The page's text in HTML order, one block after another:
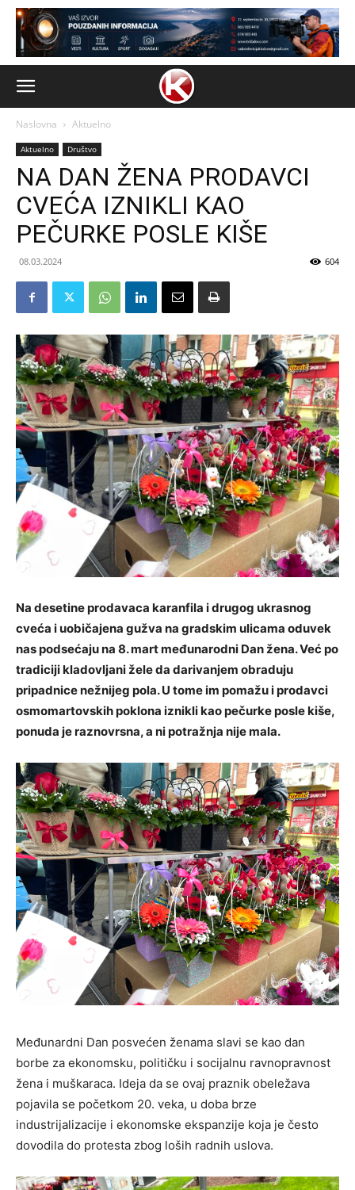
Naslovna Aktuelno
Aktuelno Društvo
NA DAN ŽENA PRODAVCI
CVEĆA IZNIKLI KAO
PEČURKE POSLE KIŠE
08.03.2024 604
Na desetine prodavaca karanfila i drugog ukrasnog
cveća i uobičajena gužva na gradskim ulicama oduvek
nas podsećaju na 8. mart međunarodni Dan žena. Već po
tradiciji kladovljani žele da darivanjem obraduju
pripadnice nežnijeg pola. U tome im pomažu i prodavci
osmomartovskih poklona iznikli kao pečurke posle kiše,
ponuda je raznovrsna, a ni potražnja nije mala.
Međunardni Dan posvećen ženama slavi se kao dan
borbe za ekonomsku, političku i socijalnu ravnopravnost
žena i muškaraca. Ideja da se ovaj praznik obeležava
pojavila se početkom 20. veka, u doba brze
industrijalizacije i ekonomske ekspanzije koja je često
dovodila do protesta zbog loših radnih uslova.